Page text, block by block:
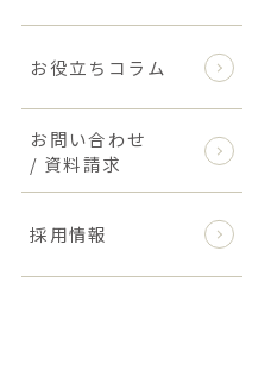
お役立ちコラム
お問い合わせ
/ 資料請求
採用情報